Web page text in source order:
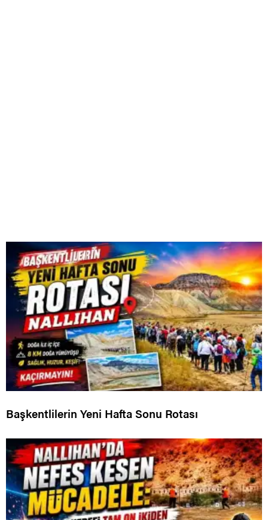
Başkentlilerin Yeni Hafta Sonu Rotası